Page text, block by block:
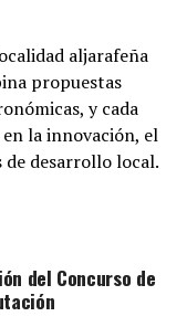
aljarafeña
propuestas
y cada
la innovación, el
desarrollo local.
del Concurso de